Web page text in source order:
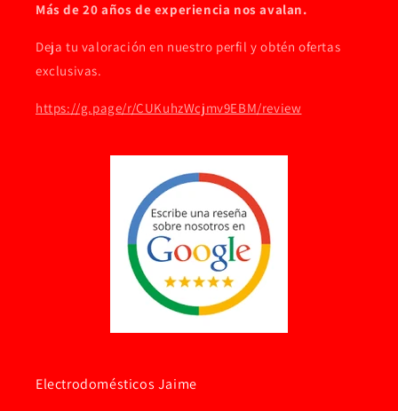
Más de 20 años de experiencia nos avalan.
Deja tu valoración en nuestro perfil y obtén ofertas
exclusivas.
https://g.page/r/CUKuhzWcjmv9EBM/review
Electrodomésticos Jaime